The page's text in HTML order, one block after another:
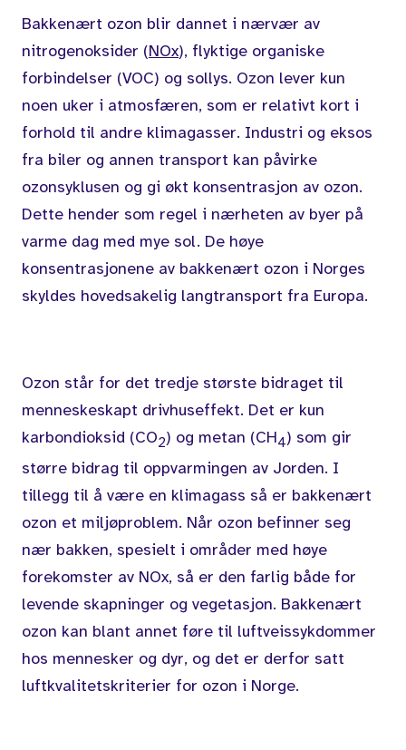
Bakkenært ozon blir dannet i nærvær av
nitrogenoksider (NOx), flyktige organiske
forbindelser (VOC) og sollys. Ozon lever kun
noen uker i atmosfæren, som er relativt kort i
forhold til andre klimagasser. Industri og eksos
fra biler og annen transport kan påvirke
ozonsyklusen og gi økt konsentrasjon av ozon.
Dette hender som regel i nærheten av byer på
varme dag med mye sol. De høye
konsentrasjonene av bakkenært ozon i Norges
skyldes hovedsakelig langtransport fra Europa.
Ozon står for det tredje største bidraget til
menneskeskapt drivhuseffekt. Det er kun
karbondioksid (CO2) og metan (CH4) som gir
større bidrag til oppvarmingen av Jorden. I
tillegg til å være en klimagass så er bakkenært
ozon et miljøproblem. Når ozon befinner seg
nær bakken, spesielt i områder med høye
forekomster av NOx, så er den farlig både for
levende skapninger og vegetasjon. Bakkenært
ozon kan blant annet føre til luftveissykdommer
hos mennesker og dyr, og det er derfor satt
luftkvalitetskriterier for ozon i Norge.